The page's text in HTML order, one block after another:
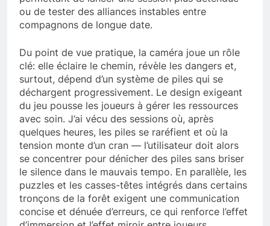
ou de tester des alliances instables entre
compagnons de longue date.
Du point de vue pratique, la caméra joue un rôle
clé: elle éclaire le chemin, révèle les dangers et,
surtout, dépend d’un système de piles qui se
déchargent progressivement. Le design exigeant
du jeu pousse les joueurs à gérer les ressources
avec soin. J’ai vécu des sessions où, après
quelques heures, les piles se raréfient et où la
tension monte d’un cran — l’utilisateur doit alors
se concentrer pour dénicher des piles sans briser
le silence dans le mauvais tempo. En parallèle, les
puzzles et les casses-têtes intégrés dans certains
tronçons de la forêt exigent une communication
concise et dénuée d’erreurs, ce qui renforce l’effet